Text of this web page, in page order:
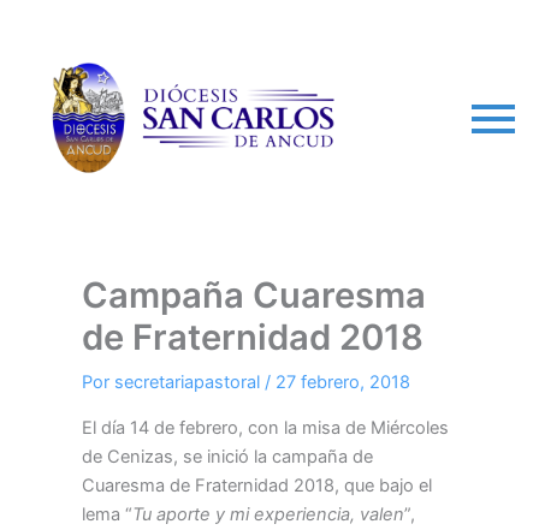
Campaña Cuaresma
de Fraternidad 2018
Por secretariapastoral / 27 febrero, 2018
El día 14 de febrero, con la misa de Miércoles
de Cenizas, se inició la campaña de
Cuaresma de Fraternidad 2018, que bajo el
lema “Tu aporte y mi experiencia, valen”,